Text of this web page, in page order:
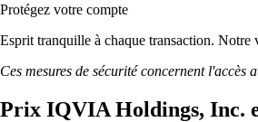
Protégez votre compte
Esprit tranquille à chaque transaction.
Ces mesures de sécurité concernent
Prix IQVIA Holdings, Inc.